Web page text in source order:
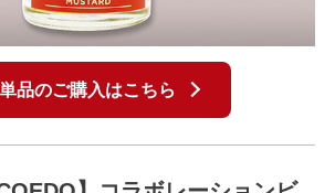
単品のご購入はこちら